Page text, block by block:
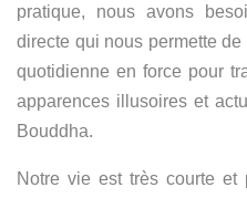
pratique, nous avons
directe qui nous permette
quotidienne en force pour
apparences illusoires et
Bouddha.
Notre vie est très courte et